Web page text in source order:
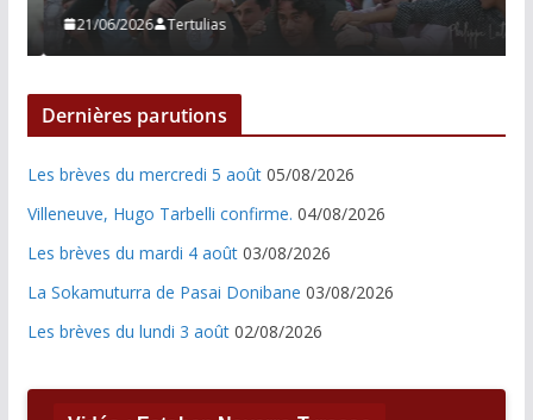
21/06/2026 Tertulias
Dernières parutions
Les brèves du mercredi 5 août 05/08/2026
Villeneuve, Hugo Tarbelli confirme. 04/08/2026
Les brèves du mardi 4 août 03/08/2026
La Sokamuturra de Pasai Donibane 03/08/2026
Les brèves du lundi 3 août 02/08/2026